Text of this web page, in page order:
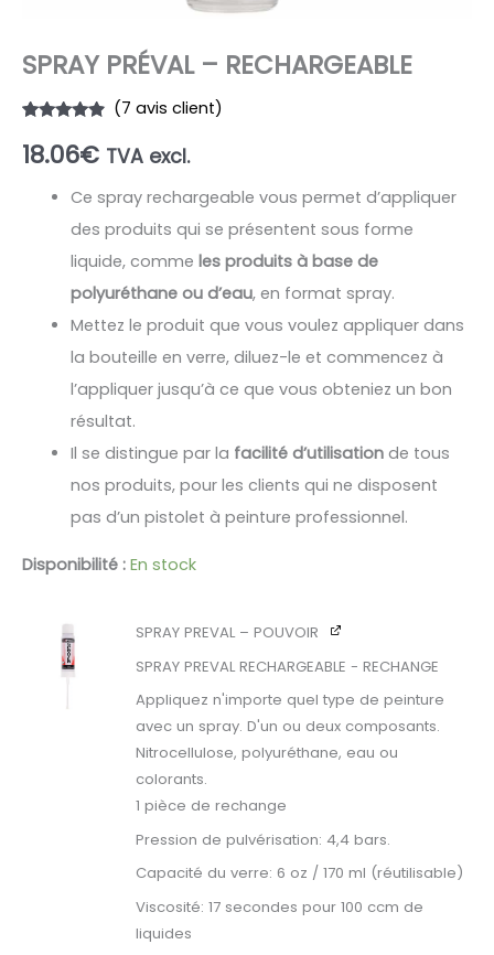
SPRAY PRÉVAL – RECHARGEABLE
sur 5
basé sur
client
(7 avis client)
18.06€ TVA excl.
Ce spray rechargeable vous permet d’appliquer
des produits qui se présentent sous forme
liquide, comme les produits à base de
polyuréthane ou d’eau, en format spray.
Mettez le produit que vous voulez appliquer dans
la bouteille en verre, diluez-le et commencez à
l’appliquer jusqu’à ce que vous obteniez un bon
résultat.
Il se distingue par la facilité d’utilisationde tous
nos produits, pour les clients qui ne disposent
pas d’un pistolet à peinture professionnel.
Disponibilité : En stock
SPRAY PREVAL – POUVOIR
SPRAY PREVAL RECHARGEABLE - RECHANGE
Appliquez n'importe quel type de peinture
avec un spray. D'un ou deux composants.
Nitrocellulose, polyuréthane, eau ou
colorants.
1 pièce de rechange
Pression de pulvérisation: 4,4 bars.
Capacité du verre: 6 oz / 170 ml (réutilisable)
Viscosité: 17 secondes pour 100 ccm de
liquides